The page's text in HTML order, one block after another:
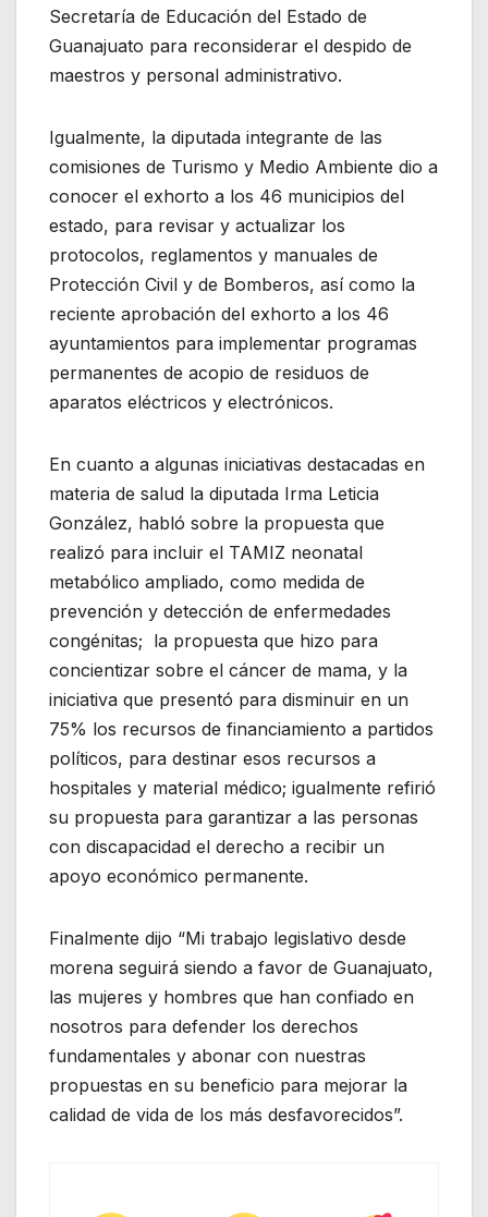
Secretaría de Educación del Estado de
Guanajuato para reconsiderar el despido de
maestros y personal administrativo.
Igualmente, la diputada integrante de las
comisiones de Turismo y Medio Ambiente dio a
conocer el exhorto a los 46 municipios del
estado, para revisar y actualizar los
protocolos, reglamentos y manuales de
Protección Civil y de Bomberos, así como la
reciente aprobación del exhorto a los 46
ayuntamientos para implementar programas
permanentes de acopio de residuos de
aparatos eléctricos y electrónicos.
En cuanto a algunas iniciativas destacadas en
materia de salud la diputada Irma Leticia
González, habló sobre la propuesta que
realizó para incluir el TAMIZ neonatal
metabólico ampliado, como medida de
prevención y detección de enfermedades
congénitas; la propuesta que hizo para
concientizar sobre el cáncer de mama, y la
iniciativa que presentó para disminuir en un
75% los recursos de financiamiento a partidos
políticos, para destinar esos recursos a
hospitales y material médico; igualmente refirió
su propuesta para garantizar a las personas
con discapacidad el derecho a recibir un
apoyo económico permanente.
Finalmente dijo “Mi trabajo legislativo desde
morena seguirá siendo a favor de Guanajuato,
las mujeres y hombres que han confiado en
nosotros para defender los derechos
fundamentales y abonar con nuestras
propuestas en su beneficio para mejorar la
calidad de vida de los más desfavorecidos”.